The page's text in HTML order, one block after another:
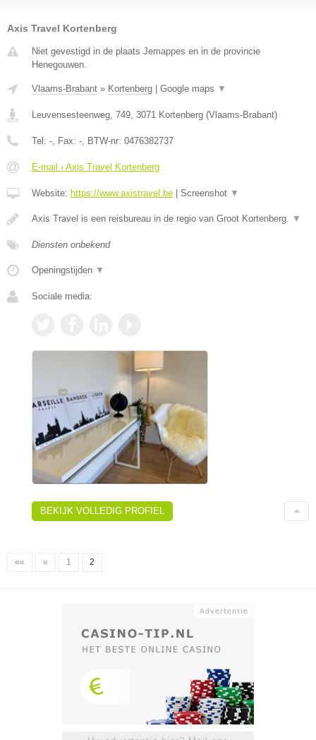
Axis Travel Kortenberg
Niet gevestigd in de plaats Jemappes en in de provincie
Henegouwen.
Vlaams-Brabant » Kortenberg Google maps ▼
Leuvensesteenweg, 749, 3071 Kortenberg (Vlaams-Brabant)
Tel: -, Fax: -, BTW-nr: 0476382737
E-mail › Axis Travel Kortenberg
Website: https://www.axistravel.be Screenshot ▼
Axis Travel is een reisbureau in de regio van Groot Kortenberg. ▼
Diensten onbekend
Openingstijden ▼
Sociale media:
BEKIJK VOLLEDIG PROFIEL
«« « 1 2